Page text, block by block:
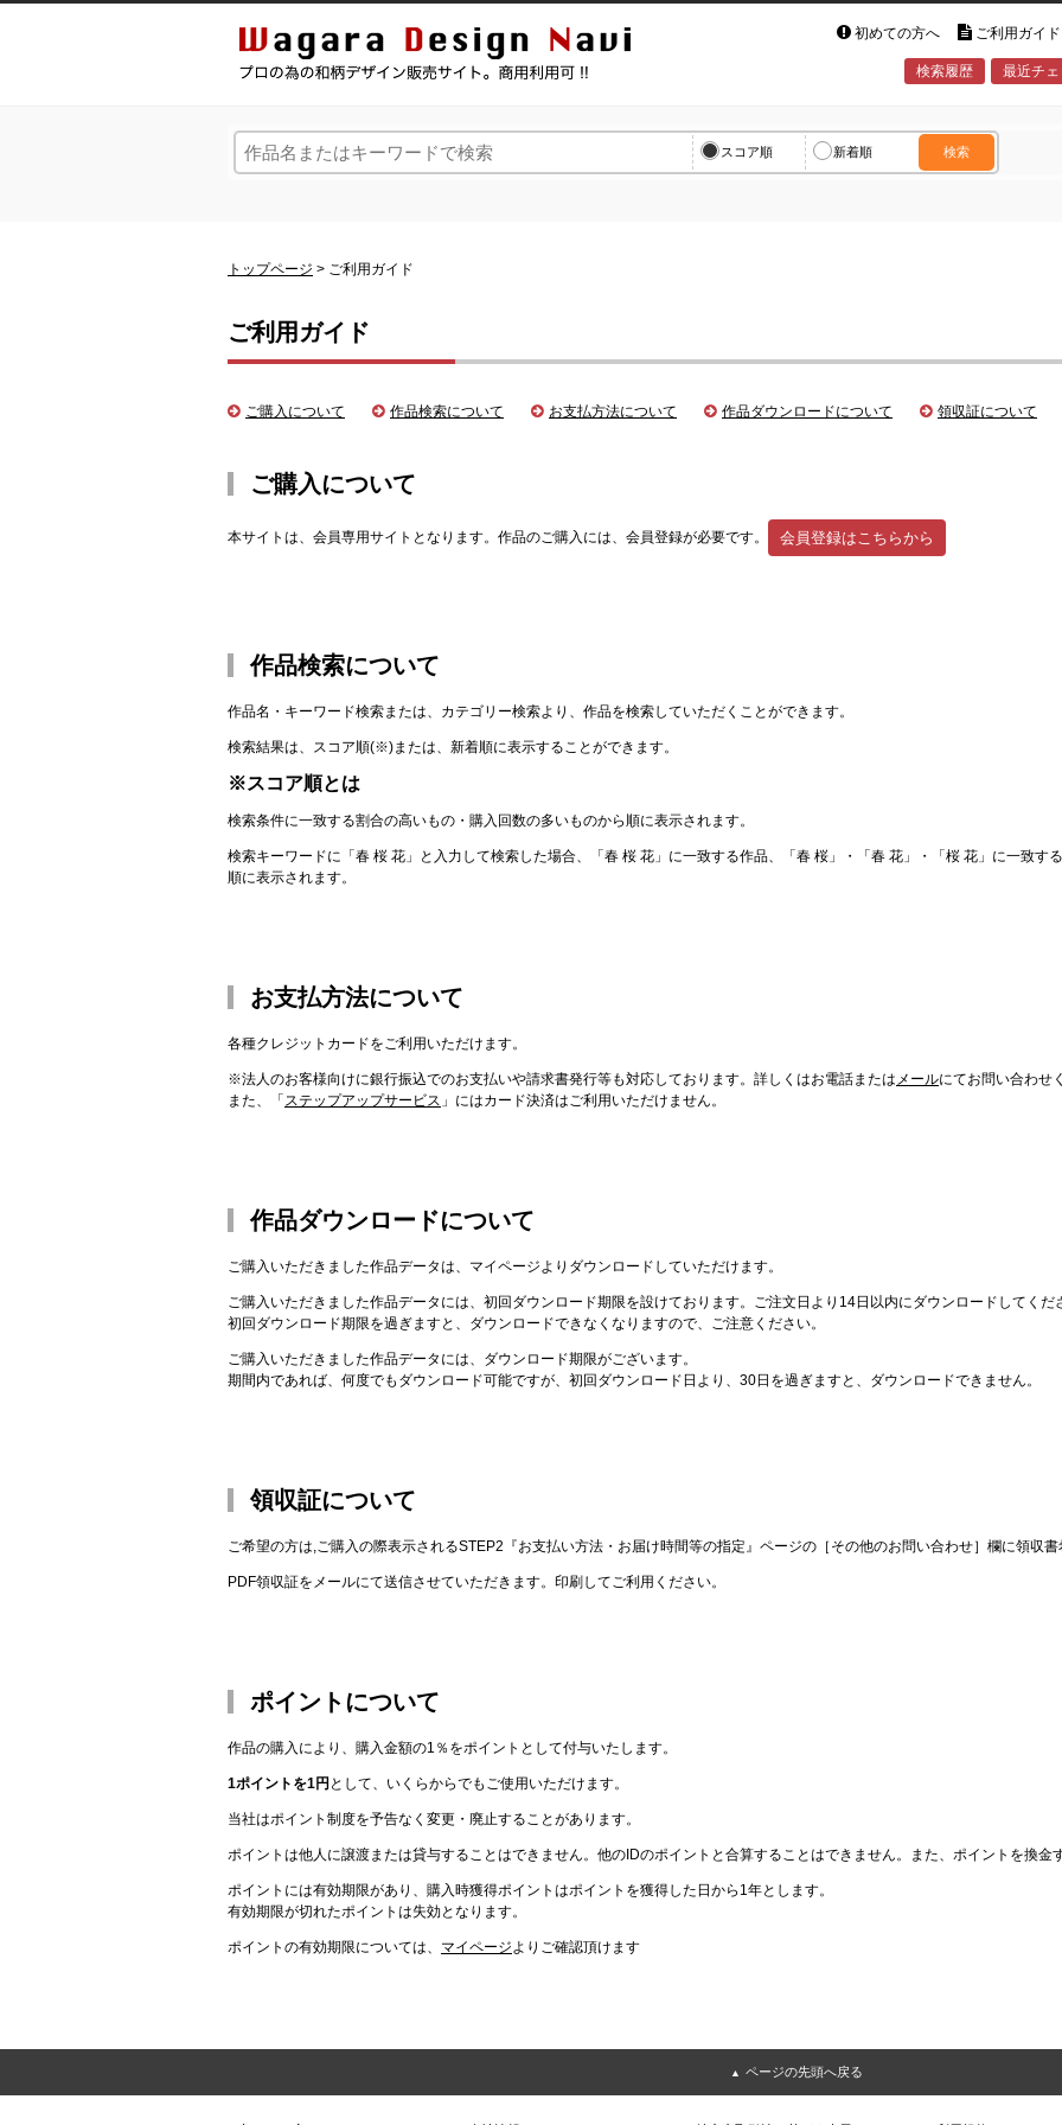
初めての方へ ご利用ガイド
検索履歴 最近チ
スコア順 新着順 検索
トップページ > ご利用ガイド
ご利用ガイド
ご購入について 作品検索について お支払方法について 作品ダウンロードについて 領収証について
ご購入について
本サイトは、会員専用サイトとなります。作品のご購入には、会員登録が必要です。 会員登録はこちらから
作品検索について
作品名・キーワード検索または、カテゴリー検索より、作品を検索していただくことができます。
検索結果は、スコア順(※)または、新着順に表示することができます。
※スコア順とは
検索条件に一致する割合の高いもの・購入回数の多いものから順に表示されます。
検索キーワードに「春 桜 花」と入力して検索した場合、「春 桜 花」に一致する作品、「春 桜」・「春 花」・「桜 花」に一致す
順に表示されます。
お支払方法について
各種クレジットカードをご利用いただけます。
※法人のお客様向けに銀行振込でのお支払いや請求書発行等も対応しております。詳しくはお電話または メールにてお問い合わせ
また、「 ステップアップサービス 」にはカード決済はご利用いただけません。
作品ダウンロードについて
ご購入いただきました作品データは、マイページよりダウンロードしていただけます。
ご購入いただきました作品データには、初回ダウンロード期限を設けております。ご注文日より14日以内にダウンロードしてくだ
初回ダウンロード期限を過ぎますと、ダウンロードできなくなりますので、ご注意ください。
ご購入いただきました作品データには、ダウンロード期限がございます。
期間内であれば、何度でもダウンロード可能ですが、初回ダウンロード日より、30日を過ぎますと、ダウンロードできません。
領収証について
ご希望の方は,ご購入の際表示されるSTEP2『お支払い方法・お届け時間等の指定』ページの［その他のお問い合わせ］欄に領収書
PDF領収証をメールにて送信させていただきます。印刷してご利用ください。
ポイントについて
作品の購入により、購入金額の1％をポイントとして付与いたします。
1ポイントを1円 として、いくらからでもご使用いただけます。
当社はポイント制度を予告なく変更・廃止することがあります。
ポイントは他人に譲渡または貸与することはできません。他のIDのポイントと合算することはできません。また、ポイントを換金
ポイントには有効期限があり、購入時獲得ポイントはポイントを獲得した日から1年とします。
有効期限が切れたポイントは失効となります。
ポイントの有効期限については、 マイページよりご確認頂けます
ページの先頭へ戻る